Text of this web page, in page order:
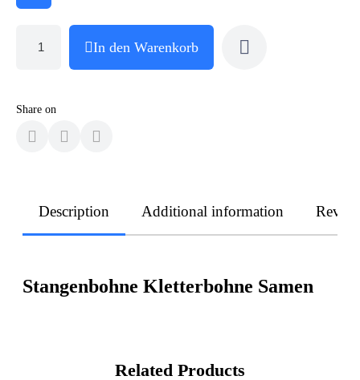
In den Warenkorb
Share on
Description Additional information
Stangenbohne Kletterbohne Samen
Related Products